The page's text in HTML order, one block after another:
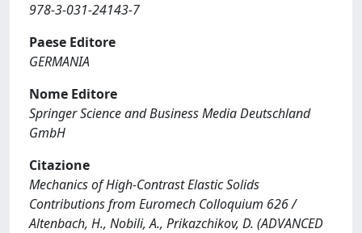
978-3-031-24143-7
Paese Editore
GERMANIA
Nome Editore
Springer Science and Business Media Deutschland
GmbH
Citazione
Mechanics of High-Contrast Elastic Solids
Contributions from Euromech Colloquium 626 /
Altenbach, H., Nobili, A., Prikazchikov, D. (ADVANCED